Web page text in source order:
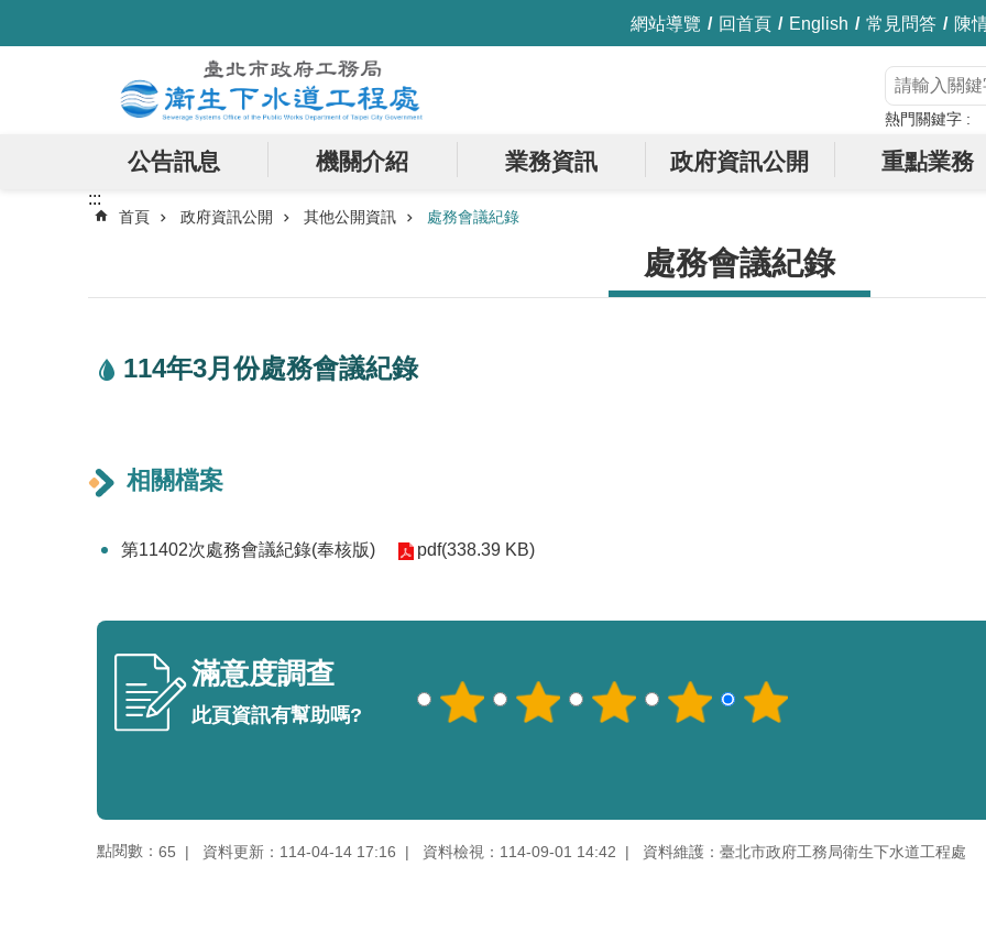
網站導覽 回首頁 English 常見問答 陳
熱門關鍵字
公告訊息 機關介紹 業務資訊 政府資訊公開 重點業務
:::
首頁 政府資訊公開 其他公開資訊 處務會議紀錄
處務會議紀錄
114年3月份處務會議紀錄
相關檔案
第11402次處務會議紀錄(奉核版) pdf(338.39 KB)
滿意度調查
此頁資訊有幫助嗎?
點閱數： 65 資料更新：114-04-14 17:16 資料檢視：114-09-01 14:42 資料維護：臺北市政府工務局衛生下水道工程處